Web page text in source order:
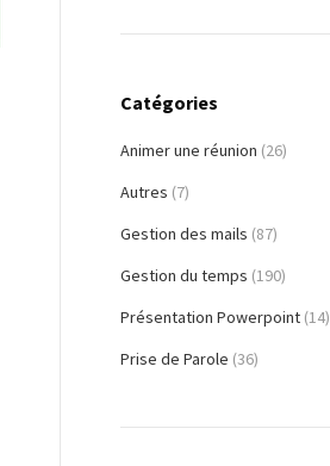
Catégories
Animer une réunion (26)
Autres (7)
Gestion des mails (87)
Gestion du temps (190)
Présentation Powerpoint (14)
Prise de Parole (36)